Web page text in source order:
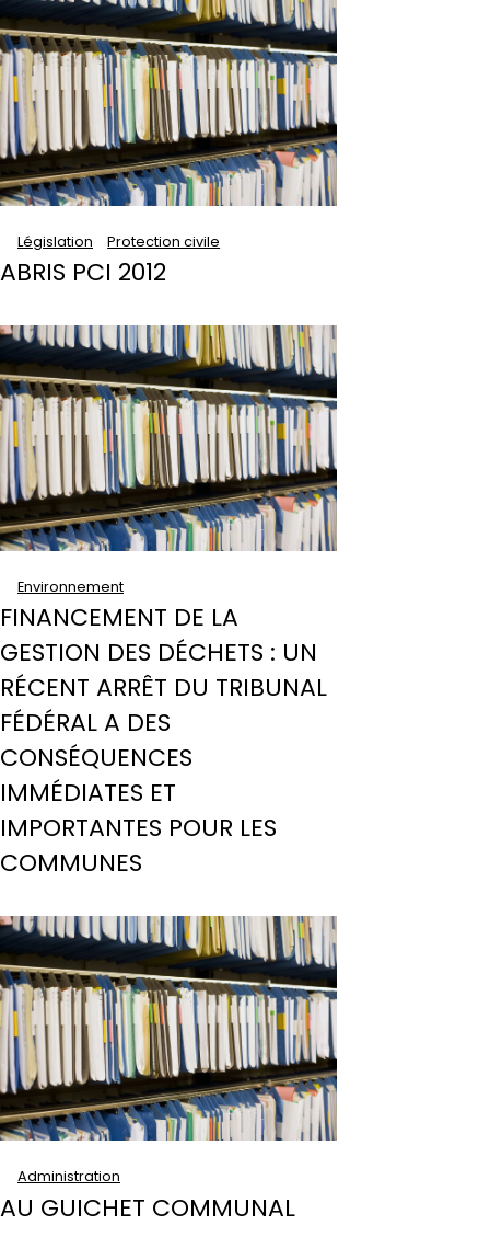
Législation Protection civile
ABRIS PCI 2012
Environnement
FINANCEMENT DE LA
GESTION DES DÉCHETS : UN
RÉCENT ARRÊT DU TRIBUNAL
FÉDÉRAL A DES
CONSÉQUENCES
IMMÉDIATES ET
IMPORTANTES POUR LES
COMMUNES
Administration
AU GUICHET COMMUNAL